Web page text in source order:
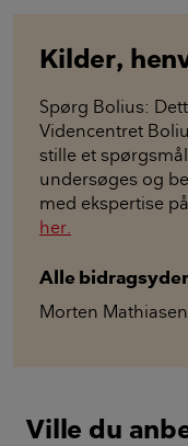
Kilder,
Spørg Bolius:
Videncentret
stille et
undersøges og
med ekspertise
her.
Alle
Morten Mathiasen
Ville du